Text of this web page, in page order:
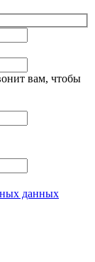
вам, чтобы
данных